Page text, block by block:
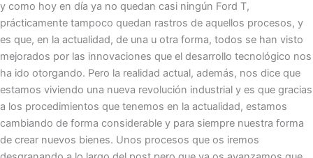
y como hoy en día ya no quedan casi ningún Ford T,
prácticamente tampoco quedan rastros de aquellos procesos, y
es que, en la actualidad, de una u otra forma, todos se han visto
mejorados por las innovaciones que el desarrollo tecnológico nos
ha ido otorgando. Pero la realidad actual, además, nos dice que
estamos viviendo una nueva revolución industrial y es que gracias
a los procedimientos que tenemos en la actualidad, estamos
cambiando de forma considerable y para siempre nuestra forma
de crear nuevos bienes. Unos procesos que os iremos